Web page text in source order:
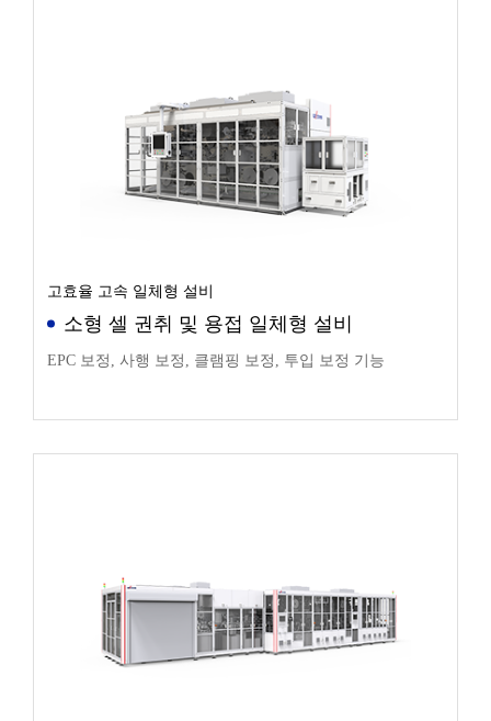
고효율 고속 일체형 설비
소형 셀 권취 및 용접 일체형 설비
EPC 보정, 사행 보정, 클램핑 보정, 투입 보정 기능